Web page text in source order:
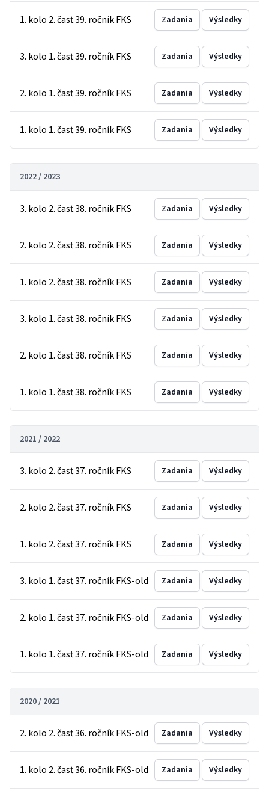
1. kolo 2. časť 39. ročník FKS Zadania Výsledky
3. kolo 1. časť 39. ročník FKS Zadania Výsledky
2. kolo 1. časť 39. ročník FKS Zadania Výsledky
1. kolo 1. časť 39. ročník FKS Zadania Výsledky
2022 / 2023
3. kolo 2. časť 38. ročník FKS Zadania Výsledky
2. kolo 2. časť 38. ročník FKS Zadania Výsledky
1. kolo 2. časť 38. ročník FKS Zadania Výsledky
3. kolo 1. časť 38. ročník FKS Zadania Výsledky
2. kolo 1. časť 38. ročník FKS Zadania Výsledky
1. kolo 1. časť 38. ročník FKS Zadania Výsledky
2021 / 2022
3. kolo 2. časť 37. ročník FKS Zadania Výsledky
2. kolo 2. časť 37. ročník FKS Zadania Výsledky
1. kolo 2. časť 37. ročník FKS Zadania Výsledky
3. kolo 1. časť 37. ročník FKS-old Zadania Výsledky
2. kolo 1. časť 37. ročník FKS-old Zadania Výsledky
1. kolo 1. časť 37. ročník FKS-old Zadania Výsledky
2020 / 2021
2. kolo 2. časť 36. ročník FKS-old Zadania Výsledky
1. kolo 2. časť 36. ročník FKS-old Zadania Výsledky